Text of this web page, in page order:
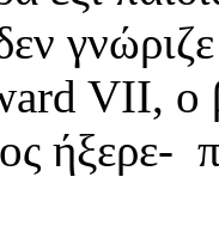
VII, ο
ήξερε-